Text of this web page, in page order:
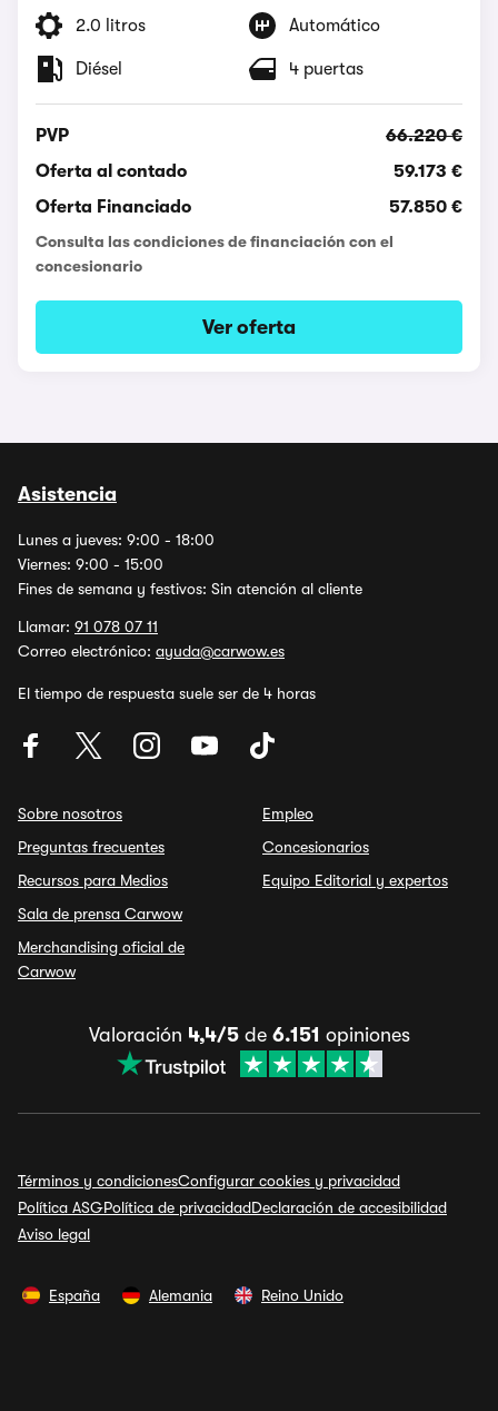
2.0 litros Automático
Diésel 4 puertas
PVP
66.220 €
Oferta al contado
59.173 €
Oferta Financiado
57.850 €
Consulta las condiciones de financiación con el
concesionario
Ver oferta
Asistencia
Lunes a jueves: 9:00 - 18:00
Viernes: 9:00 - 15:00
Fines de semana y festivos: Sin atención al cliente
Llamar: 91 078 07 11
Correo electrónico: ayuda@carwow.es
El tiempo de respuesta suele ser de 4 horas
Sobre nosotros
Preguntas frecuentes
Recursos para Medios
Sala de prensa Carwow
Merchandising oficial de
Carwow
Empleo
Concesionarios
Equipo Editorial y expertos
Valoración 4,4/5de 6.151 opiniones
Términos y condicionesConfigurar cookies y privacidad
Política ASGPolítica de privacidadDeclaración de accesibilidad
Aviso legal
España Alemania Reino Unido